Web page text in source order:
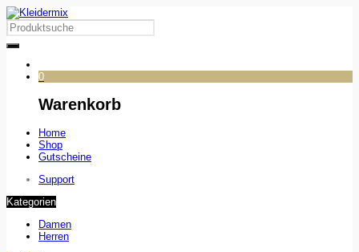
0
Warenkorb
Home
Shop
Gutscheine
Support
Kategorien
Damen
Herren